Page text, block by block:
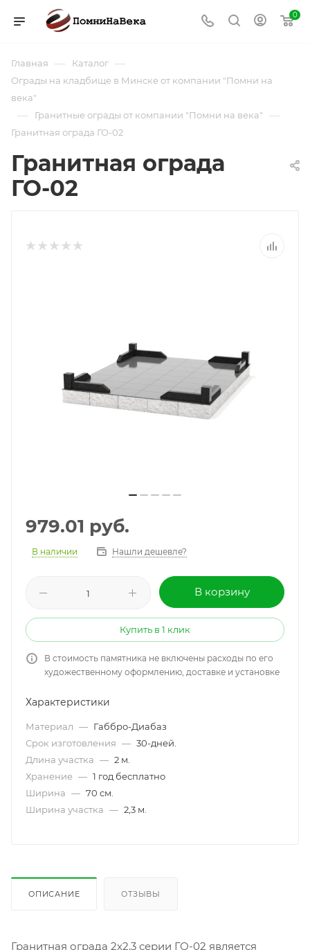
0
Главная — Каталог —
Ограды на кладбище в Минске от компании "Помни на
века"
— Гранитные ограды от компании "Помни на века" —
Гранитная ограда ГО-02
Гранитная ограда
ГО-02
979.01 руб.
В наличии Нашли дешевле?
В корзину
Купить в 1 клик
В стоимость памятника не включены расходы по его
художественному оформлению, доставке и установке
Характеристики
Материал — Габбро-Диабаз
Срок изготовления — 30-дней.
Длина участка — 2 м.
Хранение — 1 год бесплатно
Ширина — 70 см.
Ширина участка — 2,3 м.
ОПИСАНИЕ ОТЗЫВЫ
Гранитная ограда 2х2,3 серии ГО-02 является